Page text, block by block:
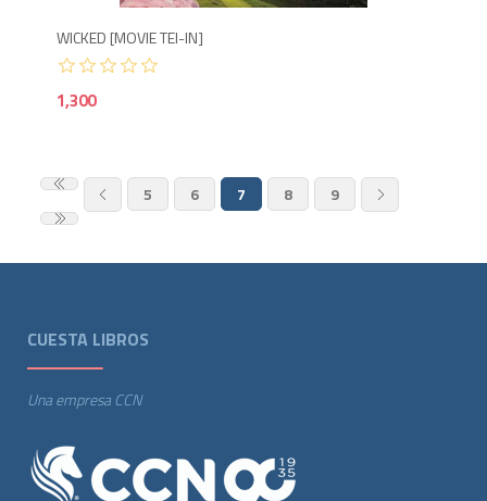
WICKED [MOVIE TEI-IN]
1,300
5 6 7 8 9
CUESTA LIBROS
Una empresa CCN